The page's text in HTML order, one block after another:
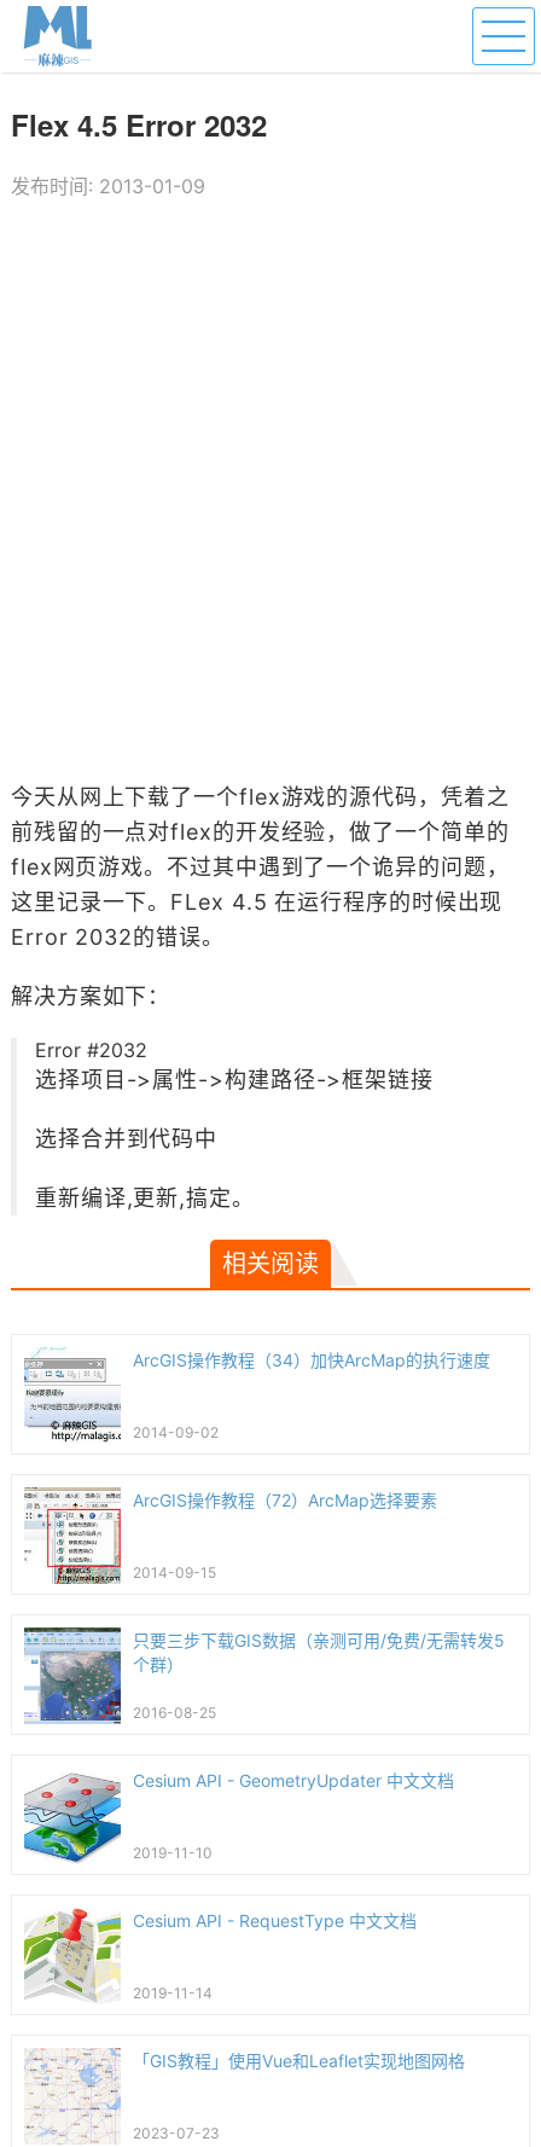
Flex 4.5 Error 2032
发布时间: 2013-01-09
今天从网上下载了一个flex游戏的源代码，凭着之
前残留的一点对flex的开发经验，做了一个简单的
flex网页游戏。不过其中遇到了一个诡异的问题，
这里记录一下。FLex 4.5 在运行程序的时候出现
Error 2032的错误。
解决方案如下：
Error #2032
选择项目->属性->构建路径->框架链接
选择合并到代码中
重新编译,更新,搞定。
相关阅读
ArcGIS操作教程（34）加快ArcMap的执行速度
2014-09-02
ArcGIS操作教程（72）ArcMap选择要素
2014-09-15
只要三步下载GIS数据（亲测可用/免费/无需转发5
个群）
2016-08-25
Cesium API - GeometryUpdater 中文文档
2019-11-10
Cesium API - RequestType 中文文档
2019-11-14
「GIS教程」使用Vue和Leaflet实现地图网格
2023-07-23